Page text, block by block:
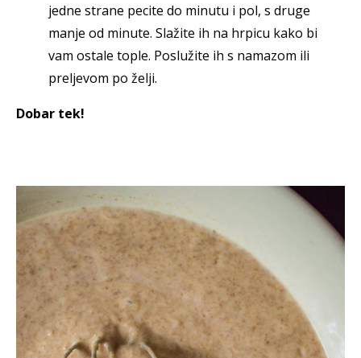
jedne strane pecite do minutu i pol, s druge
manje od minute. Slažite ih na hrpicu kako bi
vam ostale tople. Poslužite ih s namazom ili
preljevom po želji.
Dobar tek!